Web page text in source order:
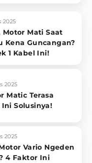
2025
Mati Saat
Kena Guncangan?
1 Kabel Ini!
2025
Matic Terasa
Solusinya!
2025
Vario Ngeden
4 Faktor Ini